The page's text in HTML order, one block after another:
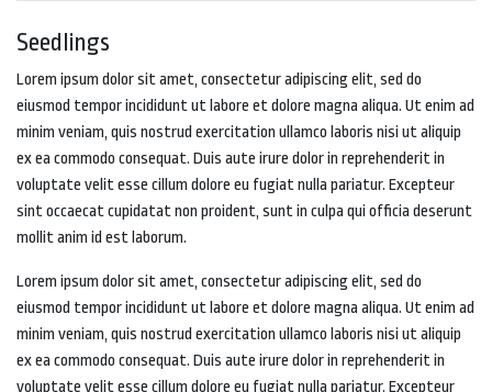
Seedlings
Lorem ipsum dolor sit amet, consectetur adipiscing elit, sed do
eiusmod tempor incididunt ut labore et dolore magna aliqua. Ut enim ad
minim veniam, quis nostrud exercitation ullamco laboris nisi ut aliquip
ex ea commodo consequat. Duis aute irure dolor in reprehenderit in
voluptate velit esse cillum dolore eu fugiat nulla pariatur. Excepteur
sint occaecat cupidatat non proident, sunt in culpa qui officia deserunt
mollit anim id est laborum.
Lorem ipsum dolor sit amet, consectetur adipiscing elit, sed do
eiusmod tempor incididunt ut labore et dolore magna aliqua. Ut enim ad
minim veniam, quis nostrud exercitation ullamco laboris nisi ut aliquip
ex ea commodo consequat. Duis aute irure dolor in reprehenderit in
voluptate velit esse cillum dolore eu fugiat nulla pariatur. Excepteur